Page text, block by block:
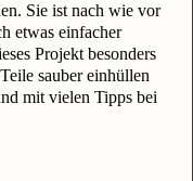
Sie ist nach wie vor
etwas einfacher
Projekt besonders
sauber einhüllen
mit vielen Tipps bei